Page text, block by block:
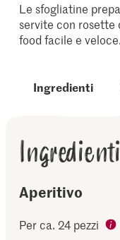
Le sfogliatine
servite con rosette
food facile e veloce.
Ingredienti
Ingredienti
Aperitivo
Per ca. 24 pezzi